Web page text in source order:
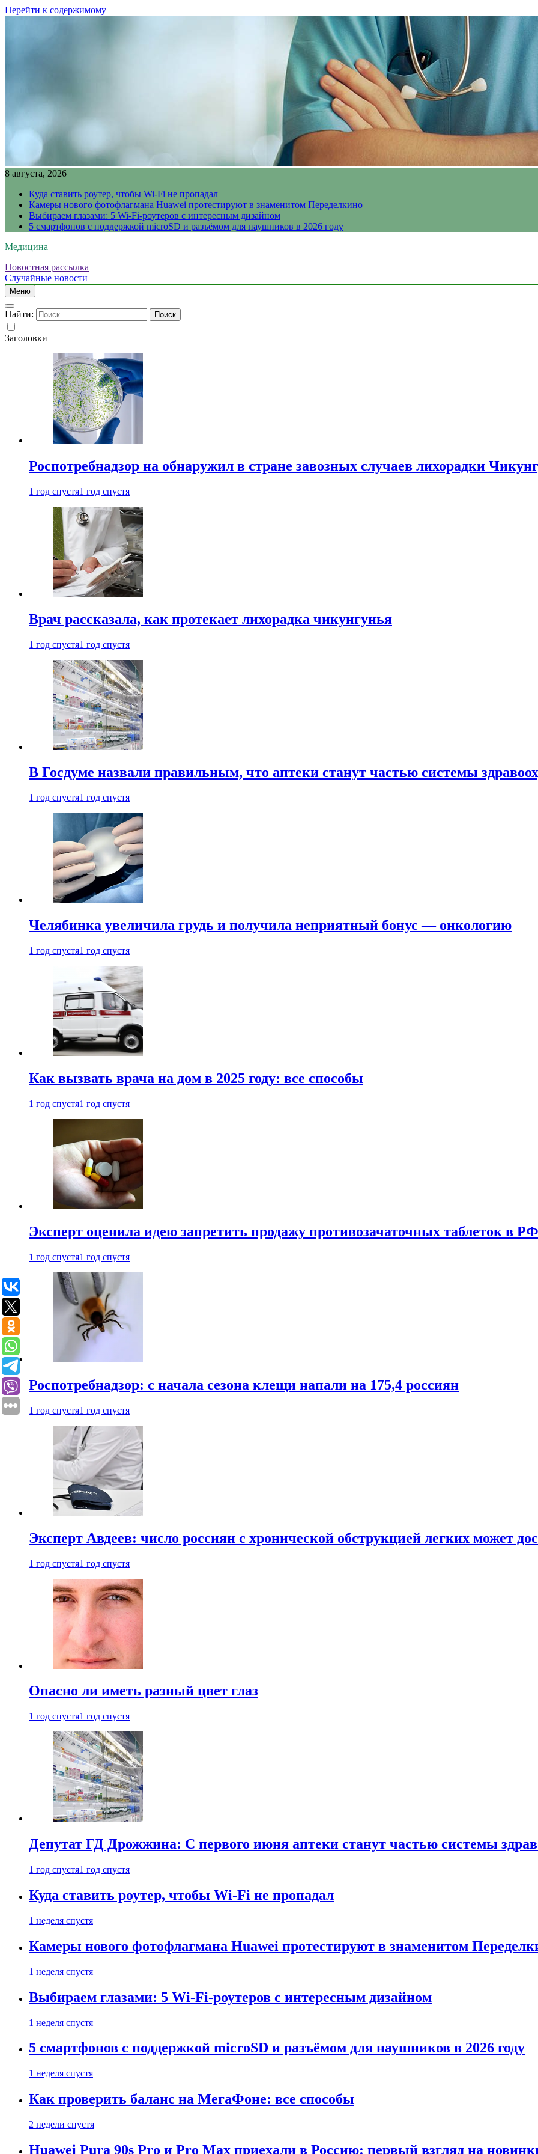
Перейти к содержимому
8 августа, 2026
Куда ставить роутер, чтобы Wi-Fi не пропадал
Камеры нового фотофлагмана Huawei протестируют в знаменитом Переделкино
Выбираем глазами: 5 Wi-Fi-роутеров с интересным дизайном
5 смартфонов с поддержкой microSD и разъёмом для наушников в 2026 году
Медицина
Новостная рассылка
Случайные новости
Меню
Найти:
Заголовки
Роспотребнадзор на обнаружил в стране завозных случаев лихорадки
1 год спустя1 год спустя
Врач рассказала, как протекает лихорадка чикунгунья
1 год спустя1 год спустя
В Госдуме назвали правильным, что аптеки станут частью системы
1 год спустя1 год спустя
Челябинка увеличила грудь и получила неприятный бонус — онкологию
1 год спустя1 год спустя
Как вызвать врача на дом в 2025 году: все способы
1 год спустя1 год спустя
Эксперт оценила идею запретить продажу противозачаточных таблеток в РФ
1 год спустя1 год спустя
Роспотребнадзор: с начала сезона клещи напали на 175,4 россиян
1 год спустя1 год спустя
Эксперт Авдеев: число россиян с хронической обструкцией легких может
1 год спустя1 год спустя
Опасно ли иметь разный цвет глаз
1 год спустя1 год спустя
Депутат ГД Дрожжина: С первого июня аптеки станут частью системы
1 год спустя1 год спустя
Куда ставить роутер, чтобы Wi-Fi не пропадал
1 неделя спустя
Камеры нового фотофлагмана Huawei протестируют в знаменитом
1 неделя спустя
Выбираем глазами: 5 Wi-Fi-роутеров с интересным дизайном
1 неделя спустя
5 смартфонов с поддержкой microSD и разъёмом для наушников в 2026 году
1 неделя спустя
Как проверить баланс на МегаФоне: все способы
2 недели спустя
Huawei Pura 90s Pro и Pro Max приехали в Россию: первый взгляд на